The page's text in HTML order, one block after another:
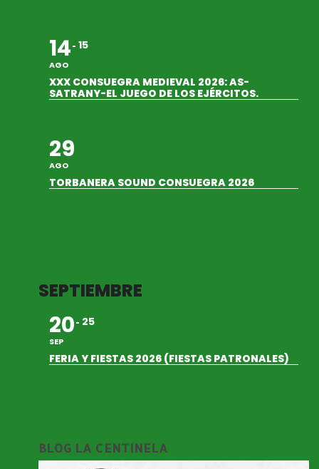
14
AGO
15
XXX CONSUEGRA MEDIEVAL 2026: AS-
SATRANY-EL JUEGO DE LOS EJÉRCITOS.
29
AGO
TORBANERA SOUND CONSUEGRA 2026
SEPTIEMBRE
20
SEP
25
FERIA Y FIESTAS 2026 (FIESTAS PATRONALES)
BLOG LA CENTINELA